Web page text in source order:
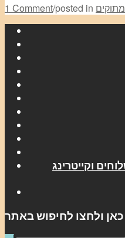
1 Comment/posted in
וקייטרינג
כאן ולחצו לחיפוש באתר